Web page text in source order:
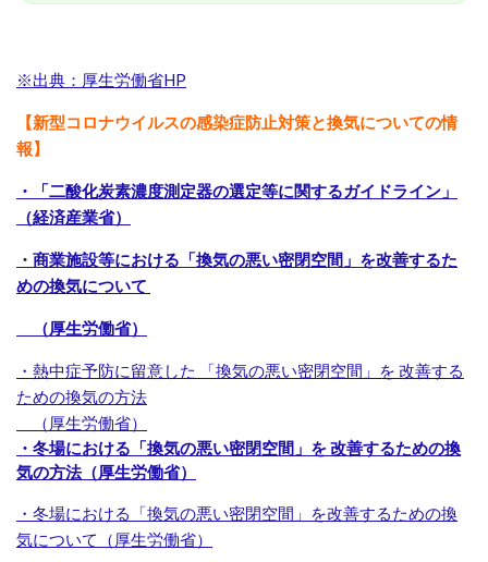
※出典：厚生労働省HP
【新型コロナウイルスの感染症防止対策と換気についての情
報】
・「二酸化炭素濃度測定器の選定等に関するガイドライン」
（経済産業省）
・ 商業施設等における「換気の悪い密閉空間」を改善するた
めの換気について
（厚生労働省）
・熱中症予防に留意した 「換気の悪い密閉空間」を 改善する
ための換気の方法
（厚生労働省）
・冬場における「換気の悪い密閉空間」を 改善するための換
気の方法（厚生労働省）
・冬場における「換気の悪い密閉空間」を改善するための換
気について（厚生労働省）